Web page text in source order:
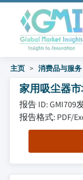
主页 消费品与服务
家用吸尘器
报告 ID: GMI709
报告格式: PDF/